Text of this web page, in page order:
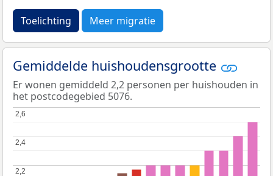
Toelichting Meer migratie
Gemiddelde huishoudensgrootte
Er wonen gemiddeld 2,2 personen per huishouden in
het postcodegebied 5076.
2,2
2,2
2,4
2,4
2,6
2,6